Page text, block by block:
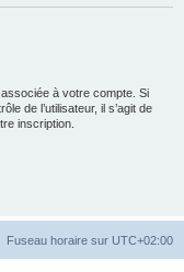
à votre compte. Si
de l’utilisateur, il s’agit de
inscription.
Fuseau horaire sur UTC+02:00